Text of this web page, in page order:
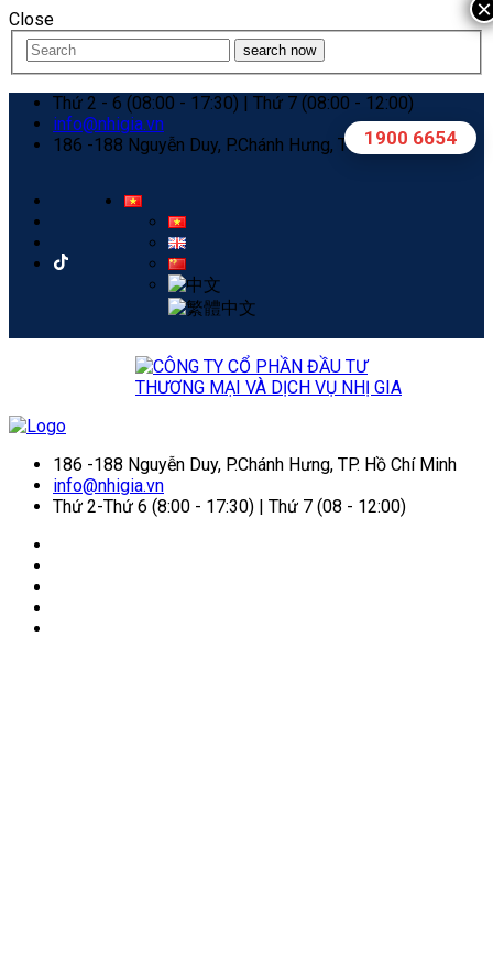
Close
search now
Thứ 2 - 6 (08:00 - 17:30) | Thứ 7 (08:00 - 12:00)
info@nhigia.vn
186 -188 Nguyễn Duy, P.Chánh Hưng, TP. Hồ Chí Minh
186 -188 Nguyễn Duy, P.Chánh Hưng, TP. Hồ Chí Minh
info@nhigia.vn
Thứ 2-Thứ 6 (8:00 - 17:30) | Thứ 7 (08 - 12:00)
1900 6654
×